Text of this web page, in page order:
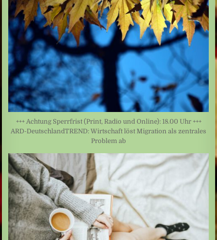
+++ Achtung Sperrfrist (Print, Radio und Online): 18.00 Uhr +++
ARD-DeutschlandTREND: Wirtschaft löst Migration als zentrales
Problem ab